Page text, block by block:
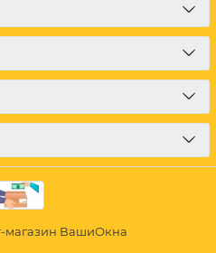
магазин ВашиОкна